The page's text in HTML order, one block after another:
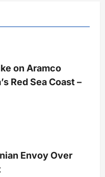
on Aramco
Red Sea Coast –
Envoy Over